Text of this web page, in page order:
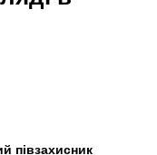
півзахисник